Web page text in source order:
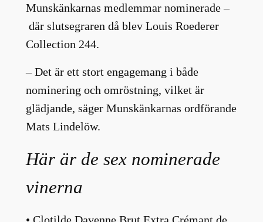
Munskänkarnas medlemmar nominerade –
där slutsegraren då blev Louis Roederer
Collection 244.
– Det är ett stort engagemang i både
nominering och omröstning, vilket är
glädjande, säger Munskänkarnas ordförande
Mats Lindelöw.
Här är de sex nominerade
vinerna